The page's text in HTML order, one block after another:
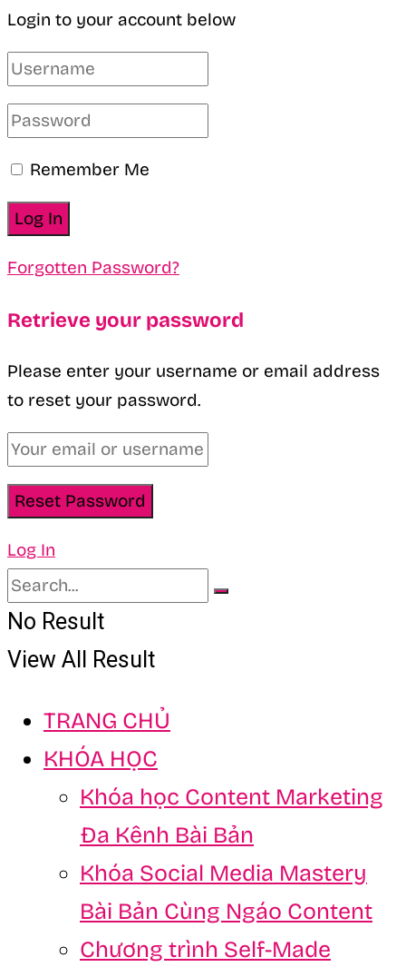
Login to your account below
Remember Me
Forgotten Password?
Retrieve your password
Please enter your username or email address
to reset your password.
Log In
No Result
View All Result
TRANG CHỦ
KHÓA HỌC
Khóa học Content Marketing
Đa Kênh Bài Bản
Khóa Social Media Mastery
Bài Bản Cùng Ngáo Content
Chương trình Self-Made